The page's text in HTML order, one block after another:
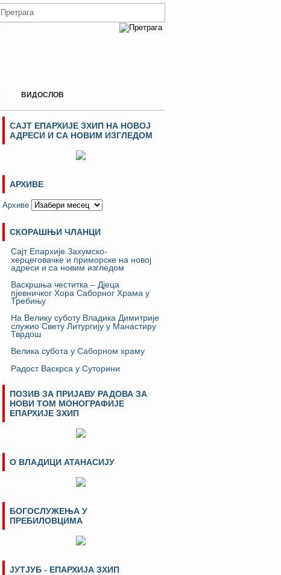
ВИДОСЛОВ
САЈТ ЕПАРХИЈЕ ЗХИП НА НОВОЈ
АДРЕСИ И СА НОВИМ ИЗГЛЕДОМ
АРХИВЕ
Архиве
СКОРАШЊИ ЧЛАНЦИ
Сајт Епархије Захумско-
херцеговачке и приморске на новој
адреси и са новим изгледом
Васкршња честитка – Дјеца
пјевничког Хора Саборног Храма у
Требињу
На Велику суботу Владика Димитрије
служио Свету Литургију у Манастиру
Тврдош
Велика субота у Саборном храму
Радост Васкрса у Суторини
ПОЗИВ ЗА ПРИЈАВУ РАДОВА ЗА
НОВИ ТОМ МОНОГРАФИЈЕ
ЕПАРХИЈЕ ЗХИП
О ВЛАДИЦИ АТАНАСИЈУ
БОГОСЛУЖЕЊА У
ПРЕБИЛОВЦИМА
ЈУТЈУБ - ЕПАРХИЈА ЗХИП